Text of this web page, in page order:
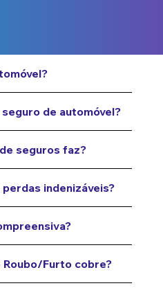
de automóvel?
seguros faz?
indenizáveis?
Roubo/Furto cobre?